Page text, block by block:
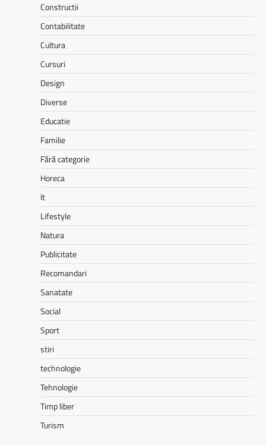
Constructii
Contabilitate
Cultura
Cursuri
Design
Diverse
Educatie
Familie
Fără categorie
Horeca
It
Lifestyle
Natura
Publicitate
Recomandari
Sanatate
Social
Sport
stiri
technologie
Tehnologie
Timp liber
Turism